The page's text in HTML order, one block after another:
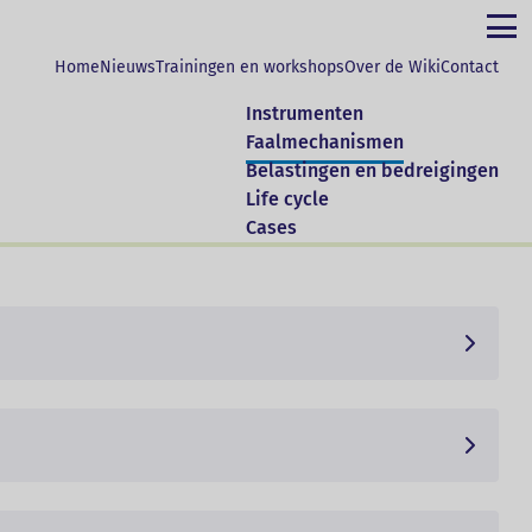
HomeNieuwsTrainingen en workshopsOver de WikiContact
Instrumenten
Faalmechanismen
Belastingen en bedreigingen
Life cycle
Cases
die tot leiden tot bezwijken van dijk. In de
gemonitord kunnen worden.